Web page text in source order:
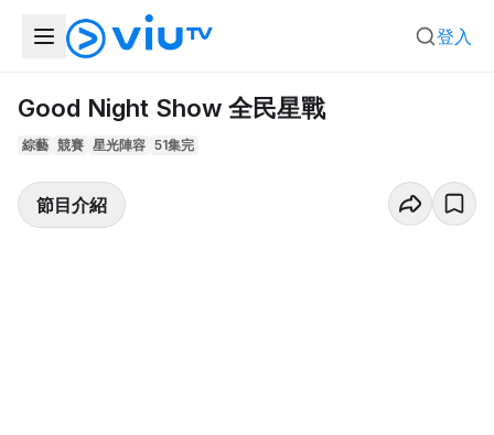
登入
Good Night Show 全民星戰
綜藝 競賽 星光陣容 51集完
節目介紹